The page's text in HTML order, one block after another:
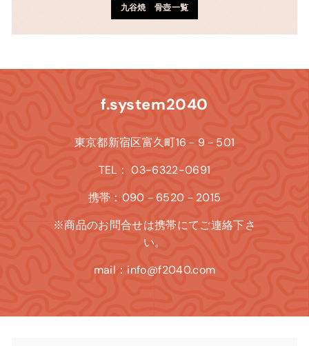
九谷焼 骨壺一覧
f.system2040
東京都新宿区富久町16－9－501
TEL： 03-6322-0691
携帯：090－6520－2015
※商品のお問合せは携帯にてご連絡下さ
い。
mail：info@f2040.com